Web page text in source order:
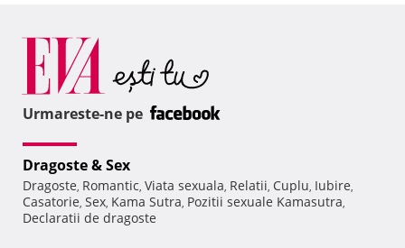
Urmareste-ne pe
Dragoste & Sex
Dragoste, Romantic, Viata sexuala, Relatii, Cuplu, Iubire,
Casatorie, Sex, Kama Sutra, Pozitii sexuale Kamasutra,
Declaratii de dragoste